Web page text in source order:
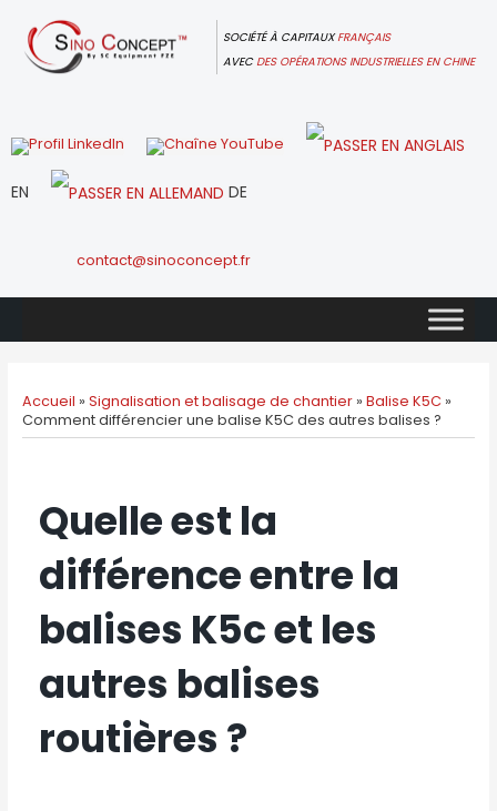
content
SOCIÉTÉ À CAPITAUXFRANÇAIS
AVECDES OPÉRATIONS INDUSTRIELLES EN CHINE
EN DE
contact@sinoconcept.fr
Accueil » Signalisation et balisage de chantier» Balise K5C»
Comment différencier une balise K5C des autres balises ?
Quelle est la
différence entre la
balises K5c et les
autres balises
routières ?